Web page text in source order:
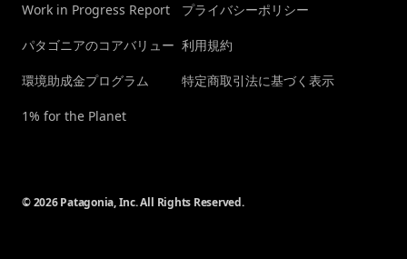
Work in Progress Report
パタゴニアのコアバリュー
環境助成金プログラム
1% for the Planet
プライバシーポリシー
利用規約
特定商取引法に基づく表示
© 2026 Patagonia, Inc. All Rights Reserved.